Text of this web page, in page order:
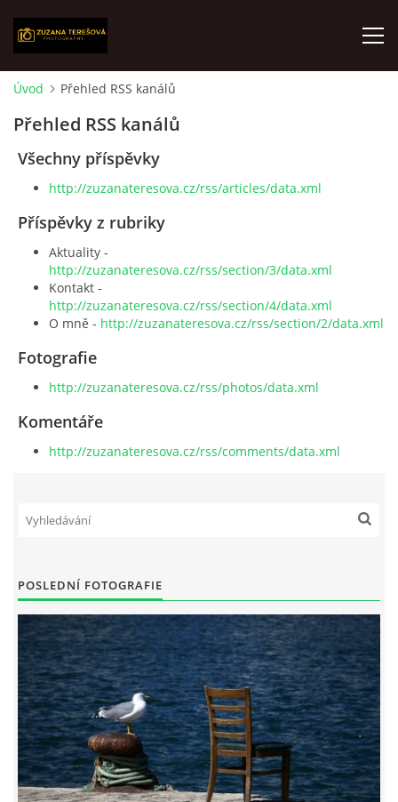
FOTOALBUM
O MNĚ
VÝSTAVY
AKTUALITY
KONTAKT
Úvod Přehled RSS kanálů
Přehled RSS kanálů
Všechny příspěvky
http://zuzanateresova.cz/rss/articles/data.xml
Příspěvky z rubriky
Aktuality -
http://zuzanateresova.cz/rss/section/3/data.xml
Kontakt -
http://zuzanateresova.cz/rss/section/4/data.xml
O mně - http://zuzanateresova.cz/rss/section/2/data.xml
Fotografie
http://zuzanateresova.cz/rss/photos/data.xml
Komentáře
http://zuzanateresova.cz/rss/comments/data.xml
POSLEDNÍ FOTOGRAFIE